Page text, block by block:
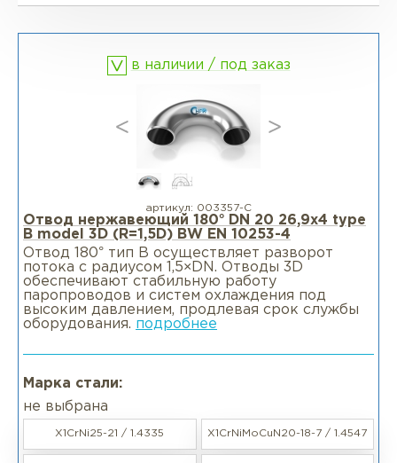
Фланцы раструбные SW
Фланцы свободные LJ
Фланцы воротниковые удлиненные
Фланцы воротниковые WN
в наличии / под заказ
артикул: 003357-С
Отвод нержавеющий 180° DN 20 26,9x4 type
B model 3D (R=1,5D) BW EN 10253-4
Отвод 180° тип В осуществляет разворот
потока с радиусом 1,5×DN. Отводы 3D
обеспечивают стабильную работу
паропроводов и систем охлаждения под
высоким давлением, продлевая срок службы
оборудования. подробнее
Марка стали:
не выбрана
X1CrNi25-21 / 1.4335 X1CrNiMoCuN20-18-7 / 1.4547